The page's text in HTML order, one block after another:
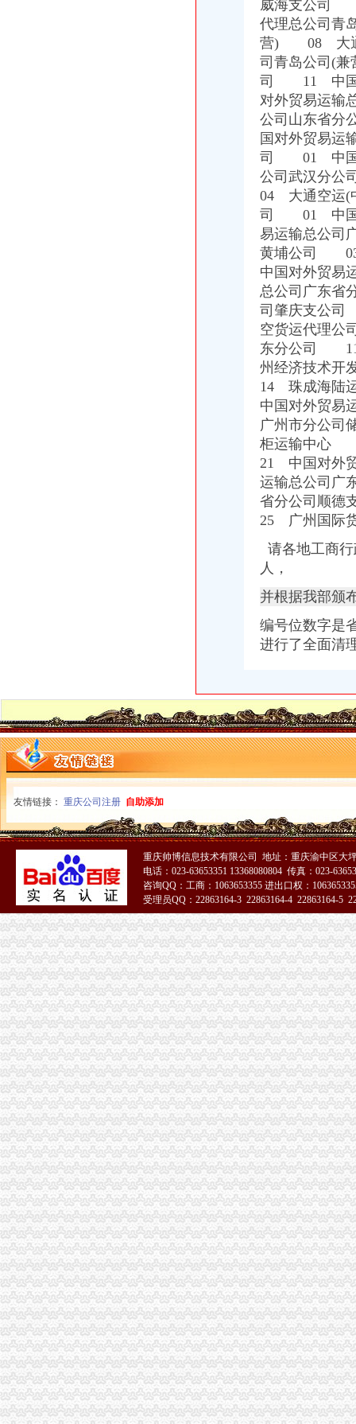
威海支公司
代理总公司
营) 08 大通
司青岛公司(
司 11 中国
对外贸易运
公司山东省
国对外贸易
司 01 中国
公司武汉分
04 大通空运(
司 01 中国
易运输总公
黄埔公司 03
中国对外贸
总公司广东
司肇庆支公
空货运代理
东分公司 11
州经济技术
14 珠成海
中国对外贸
广州市分公
柜运输中心
21 中国对外
运输总公司
省分公司顺
25 广州国际
请各地工商
人，
并根据我部颁
编号位数字是
进行了全面清
友情链接： 重庆公司注册 自助添加
重庆帅博信息技术有限公司 地址：重庆渝中区大
电话：023-63653351 13368080804 传真：023-
咨询QQ：工商：1063653355 进出口权：
受理员QQ：22863164-3 22863164-4 22863164-5
51La